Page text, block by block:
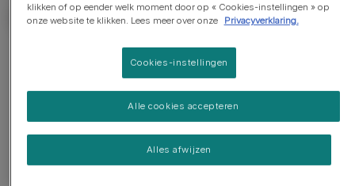
Wat u moet weten :
Hond die geschikt is voor baasjes met een beetje ervaring
Gaat graag rustig wandelen
klikken of op eender welk moment door op « Cookies-instellingen » op
onze website te klikken. Lees meer over onze
Privacyverklaring.
Cookies-instellingen
Alles afwijzen
Alle cookies accepteren